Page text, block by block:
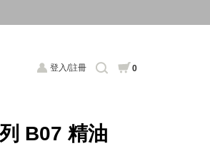
登入/註冊 0
B07 精油